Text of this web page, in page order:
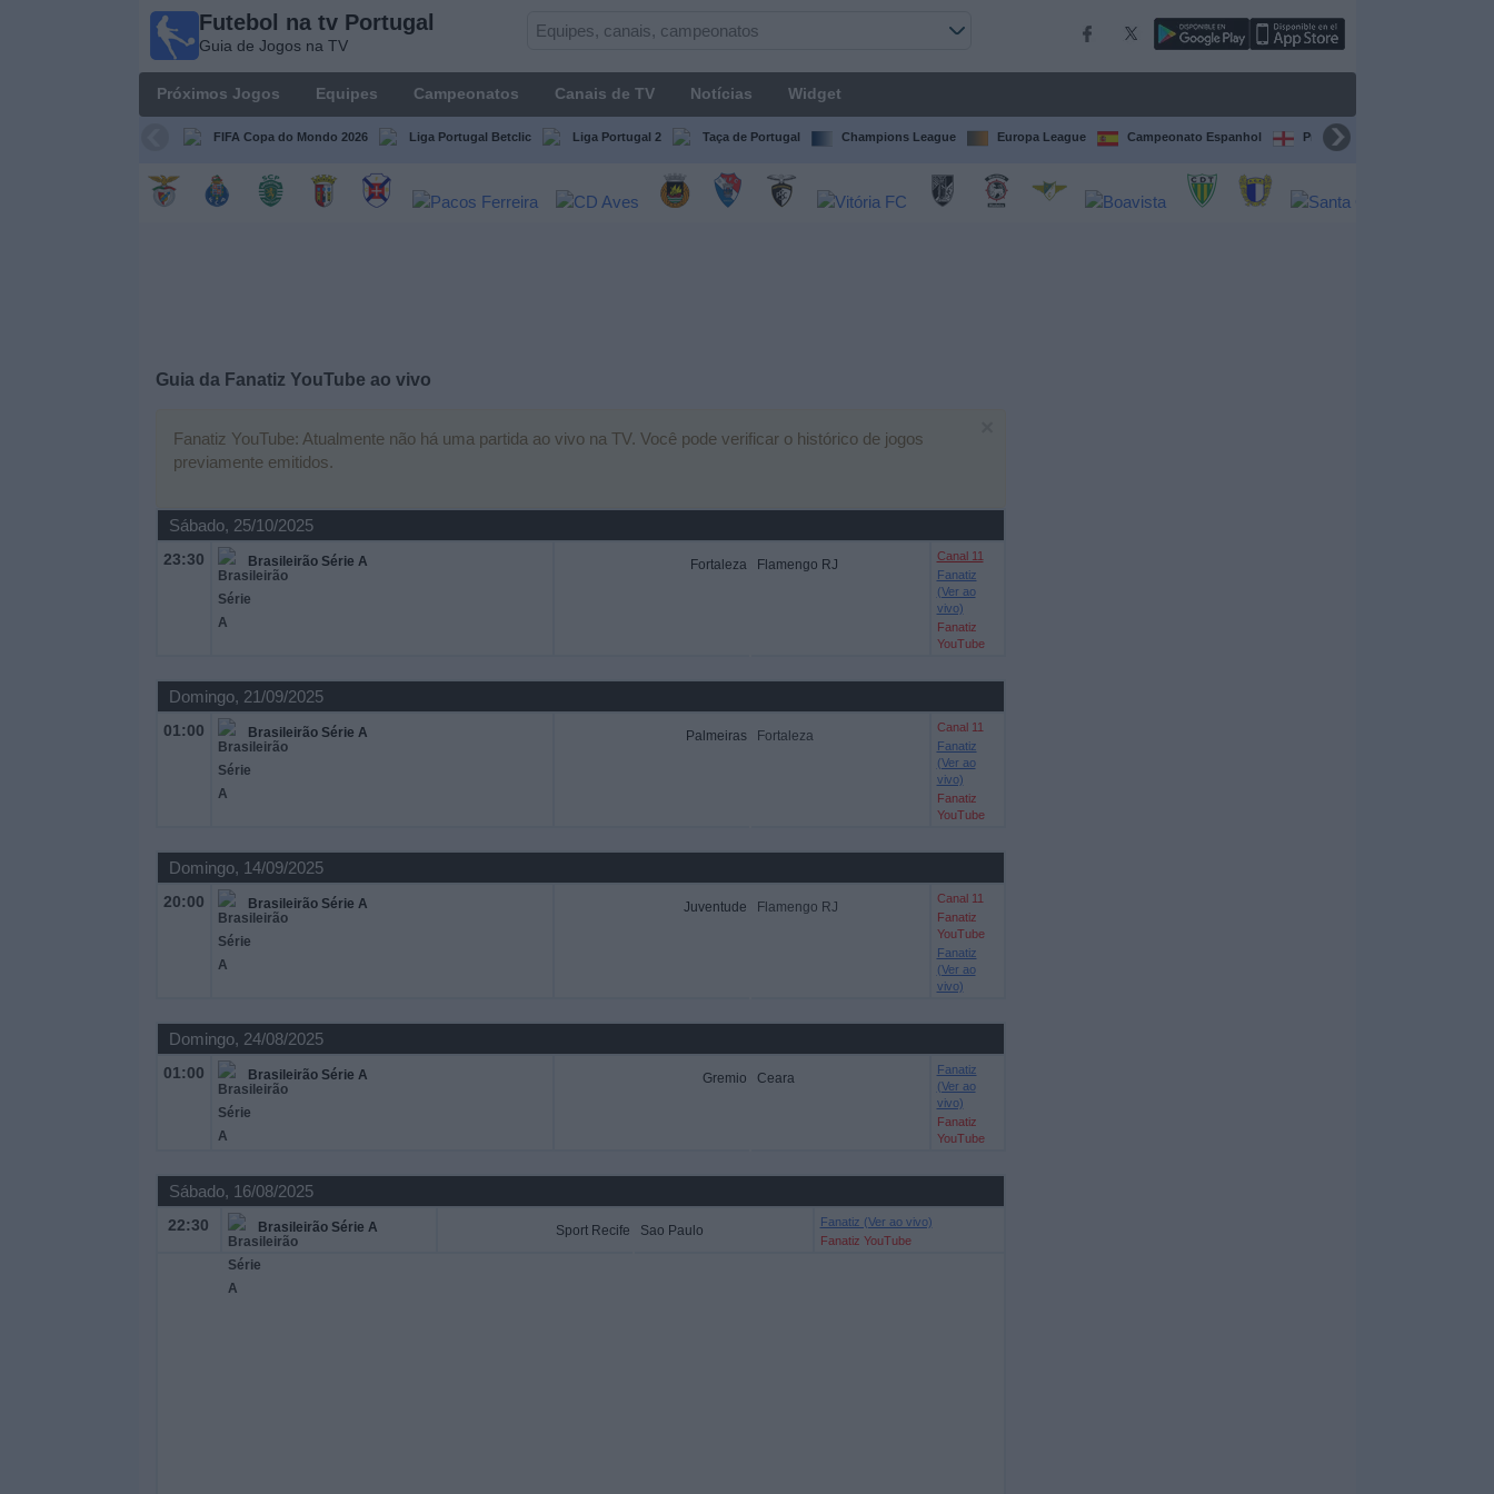
Futebol na tv Portugal
Guia de Jogos na TV
Próximos Jogos Equipes Campeonatos Canais de TV Notícias Widget
FIFA Copa do Mondo 2026 Liga Portugal Betclic Liga Portugal 2 Taça de Portugal Champions League Europa League Campeonato Espanhol Premier League
Guia da Fanatiz YouTube ao vivo
Fanatiz YouTube: Atualmente não há uma partida ao vivo na TV. Você pode verificar o histórico de jogos
previamente emitidos.
Sábado, 25/10/2025
23:30 Brasileirão Série A Fortaleza Flamengo RJ
Canal 11
Fanatiz
(Ver ao
vivo)
Fanatiz
YouTube
Domingo, 21/09/2025
01:00 Brasileirão Série A Palmeiras Fortaleza
Canal 11
Fanatiz
(Ver ao
vivo)
Fanatiz
YouTube
Domingo, 14/09/2025
20:00 Brasileirão Série A Juventude Flamengo RJ
Canal 11
Fanatiz
YouTube
Fanatiz
(Ver ao
vivo)
Domingo, 24/08/2025
01:00 Brasileirão Série A Gremio Ceara
Fanatiz
(Ver ao
vivo)
Fanatiz
YouTube
Sábado, 16/08/2025
22:30 Brasileirão Série A Sport Recife Sao Paulo
Fanatiz (Ver ao vivo)
Fanatiz YouTube
Portugal
Jogos na TV